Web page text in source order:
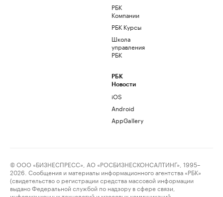
РБК
Компании
РБК Курсы
Школа
управления
РБК
РБК
Новости
iOS
Android
AppGallery
© ООО «БИЗНЕСПРЕСС», АО «РОСБИЗНЕСКОНСАЛТИНГ», 1995–
2026. Сообщения и материалы информационного агентства «РБК»
(свидетельство о регистрации средства массовой информации
выдано Федеральной службой по надзору в сфере связи,